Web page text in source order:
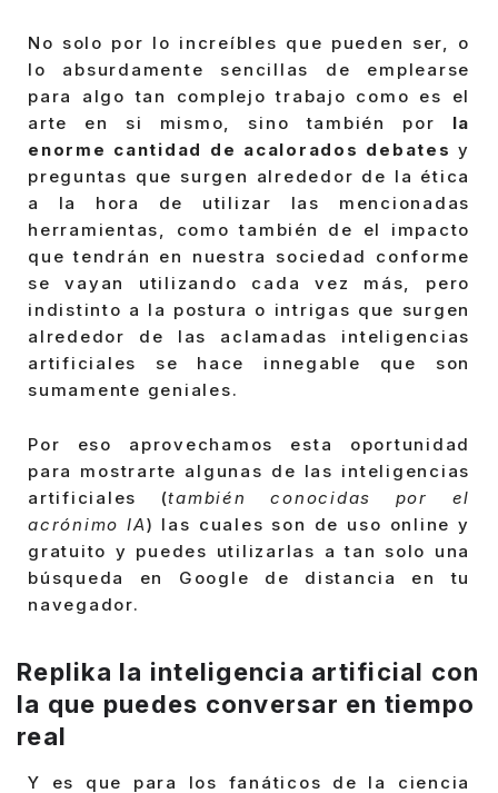
No solo por lo increíbles que pueden ser, o
lo absurdamente sencillas de emplearse
para algo tan complejo trabajo como es el
arte en si mismo, sino también por la
enorme cantidad de acalorados debates y
preguntas que surgen alrededor de la ética
a la hora de utilizar las mencionadas
herramientas, como también de el impacto
que tendrán en nuestra sociedad conforme
se vayan utilizando cada vez más, pero
indistinto a la postura o intrigas que surgen
alrededor de las aclamadas inteligencias
artificiales se hace innegable que son
sumamente geniales.
Por eso aprovechamos esta oportunidad
para mostrarte algunas de las inteligencias
artificiales (también conocidas por el
acrónimo IA) las cuales son de uso online y
gratuito y puedes utilizarlas a tan solo una
búsqueda en Google de distancia en tu
navegador.
Replika la inteligencia artificial con
la que puedes conversar en tiempo
real
Y es que para los fanáticos de la ciencia